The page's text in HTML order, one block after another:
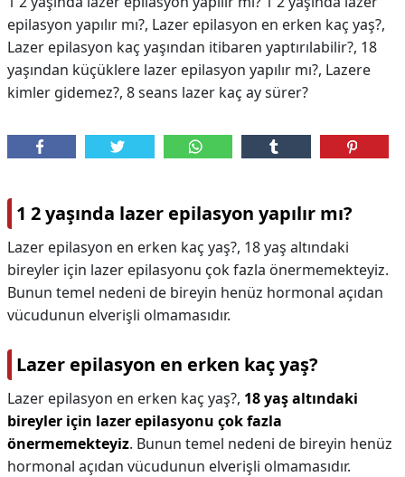
epilasyon yapılır mı?, Lazer epilasyon en erken kaç yaş?,
Lazer epilasyon kaç yaşından itibaren yaptırılabilir?, 18
yaşından küçüklere lazer epilasyon yapılır mı?, Lazere
kimler gidemez?, 8 seans lazer kaç ay sürer?
1 2 yaşında lazer epilasyon yapılır mı?
Lazer epilasyon en erken kaç yaş?, 18 yaş altındaki
bireyler için lazer epilasyonu çok fazla önermemekteyiz.
Bunun temel nedeni de bireyin henüz hormonal açıdan
vücudunun elverişli olmamasıdır.
Lazer epilasyon en erken kaç yaş?
Lazer epilasyon en erken kaç yaş?, 18 yaş altındaki
bireyler için lazer epilasyonu çok fazla
önermemekteyiz. Bunun temel nedeni de bireyin henüz
hormonal açıdan vücudunun elverişli olmamasıdır.